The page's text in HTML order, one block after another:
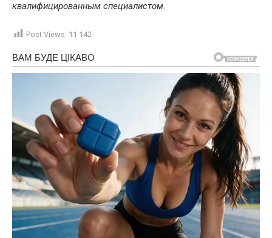
квалифицированным специалистом.
Post Views: 11 142